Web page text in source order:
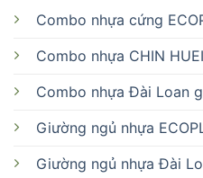
Combo nhựa cứng
Combo nhựa CHIN HUEI
Combo nhựa Đài Loan
Giường ngủ nhựa
Giường ngủ nhựa Đài